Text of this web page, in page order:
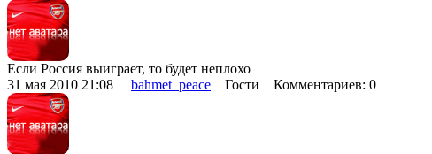
Если Россия выиграет, то будет неплохо
31 мая 2010 21:08 bahmet_peace Гости Комментариев: 0